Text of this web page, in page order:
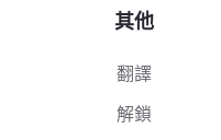
其他
翻譯
解鎖